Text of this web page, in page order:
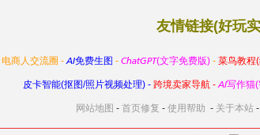
友情链接(好玩
电商人交流圈 - AI免费生图 - ChatGPT(文字免费版)- 菜鸟教程
皮卡智能(抠图/照片视频处理) - 跨境卖家导航 - AI写作猫
网站地图 - 首页修复 - 使用帮助 - 关于本站-